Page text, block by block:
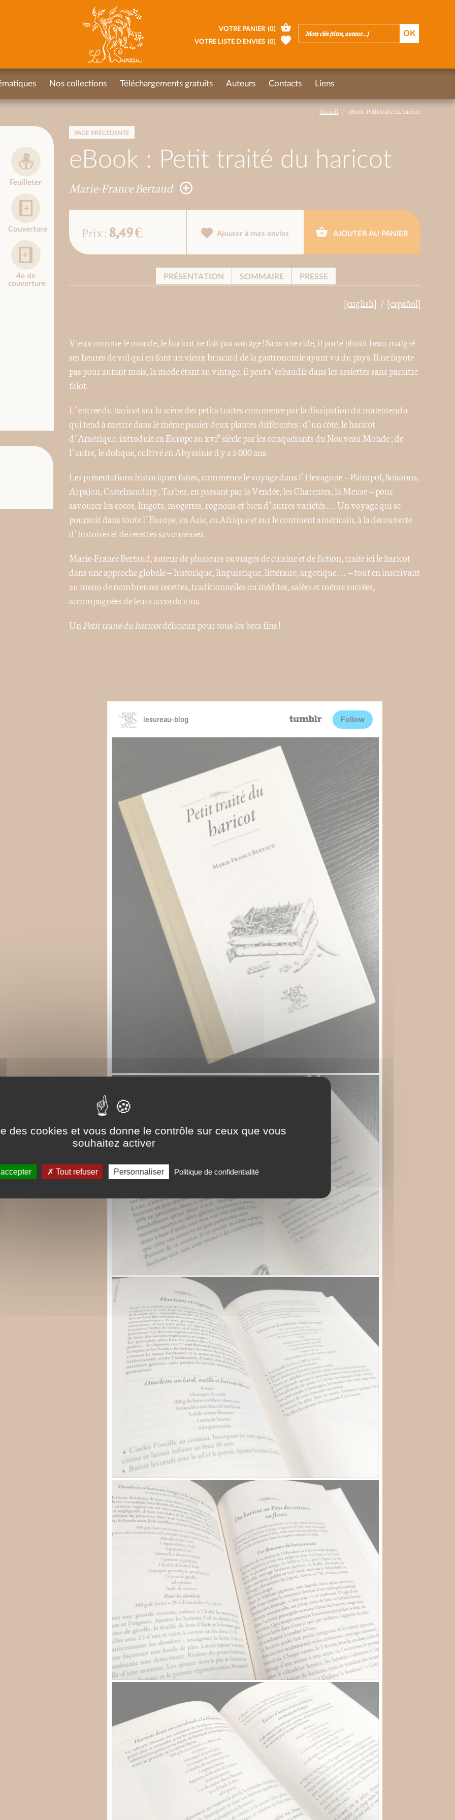
Accueil eBook : Petit traité du haricot
PAGE PRÉCÉDENTE
eBook : Petit traité du haricot
Marie-France Bertaud
Feuilleter
Couverture
4e de
couverture
Prix :8,49 € Ajouter à mes envies AJOUTER AU PANIER
PRÉSENTATION SOMMAIRE PRESSE
[english] [español]
Vieux comme le monde, le haricot ne fait pas son âge ! Sans une ride, il porte plutôt beau malgré
ses heures de vol qui en font un vieux briscard de la gastronomie ayant vu du pays. Il ne fayote
pas pour autant mais, la mode étant au vintage, il peut s’esbaudir dans les assiettes sans paraître
falot.
L’entrée du haricot sur la scène des petits traités commence par la dissipation du malentendu
qui tend à mettre dans le même panier deux plantes différentes : d’un côté, le haricot
d’Amérique, introduit en Europe au xvie siècle par les conquérants du Nouveau Monde ; de
l’autre, le dolique, cultivé en Abyssinie il y a 5 000 ans.
Les présentations historiques faites, commence le voyage dans l’Hexagone – Paimpol, Soissons,
Arpajon, Castelnaudary, Tarbes, en passant par la Vendée, les Charentes, la Meuse – pour
savourer les cocos, lingots, mogettes, rognons et bien d’autres variétés… Un voyage qui se
poursuit dans toute l’Europe, en Asie, en Afrique et sur le continent américain, à la découverte
d’histoires et de recettes savoureuses.
Marie-France Bertaud, auteur de plusieurs ouvrages de cuisine et de fiction, traite ici le haricot
dans une approche globale – historique, linguistique, littéraire, argotique… – tout en inscrivant
au menu de nombreuses recettes, traditionnelles ou inédites, salées et même sucrées,
accompagnées de leurs accords vins.
Un Petit traité du haricotdélicieux pour tous les becs fins !
VOTRE PANIER (0)
VOTRE LISTE D’ENVIES (0)
Nos collections Téléchargements gratuits Auteurs Contacts Liens
des cookies et vous donne le contrôle sur ceux que vous
souhaitez activer
Tout refuser Personnaliser Politique de confidentialité